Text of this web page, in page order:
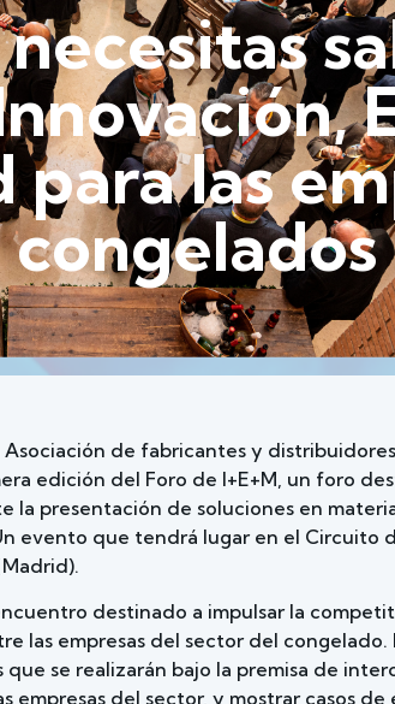
las
congelados
Asociación de fabricantes y
edición del Foro de I+E+M, un foro
la presentación de soluciones en
evento que tendrá lugar en el Circuito
destinado a impulsar la
las empresas del sector del
se realizarán bajo la premisa de
empresas del sector, y mostrar casos de